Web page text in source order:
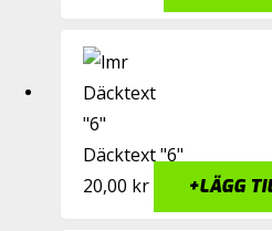
Däcktext "6"
20,00 kr +LÄGG